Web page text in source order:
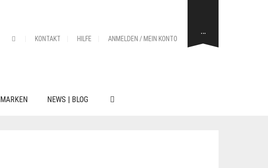
KONTAKT HILFE ANMELDEN / MEIN KONTO
…
MARKEN NEWS | BLOG